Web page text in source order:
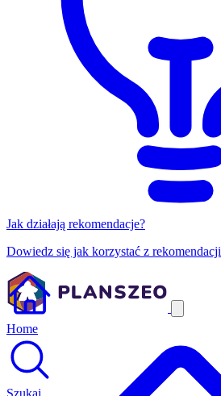
Jak działają rekomendacje?
Dowiedz się jak korzystać z rekomendacji
Home
Szukaj